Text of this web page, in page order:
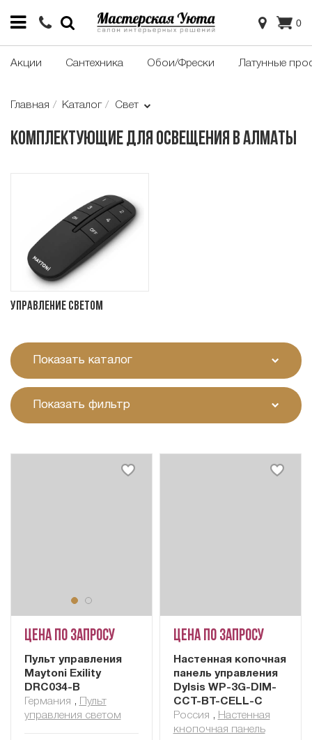
0
Акции Сантехника Обои/Фрески Латунные
Главная Каталог Свет
Комплектующие для освещения в Алматы
Управление светом
Показать каталог
Показать фильтр
Цена по запросу
Пульт управления
Maytoni Exility
DRC034-B
Германия ,
Пульт
управления светом
Цена по запросу
Настенная копочная
панель управления
Dylsis WP-3G-DIM-
CCT-BT-CELL-C
Россия , Настенная
кнопочная панель